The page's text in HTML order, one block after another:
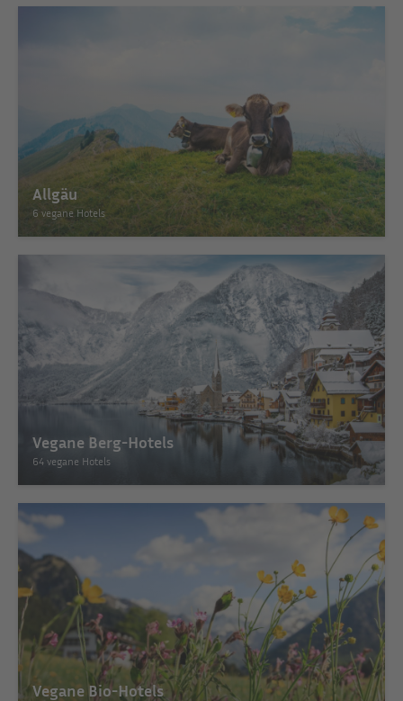
Allgäu
6 vegane Hotels
Vegane Berg-Hotels
64 vegane Hotels
Vegane Bio-Hotels